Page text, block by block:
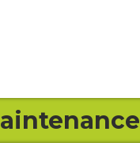
Maintenance